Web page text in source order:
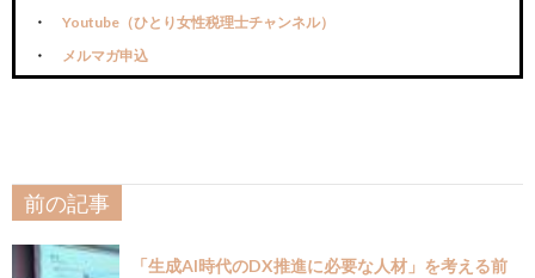
Youtube（ひとり女性税理士チャンネル）
メルマガ申込
前の記事
「生成AI時代のDX推進に必要な人材」を考える前